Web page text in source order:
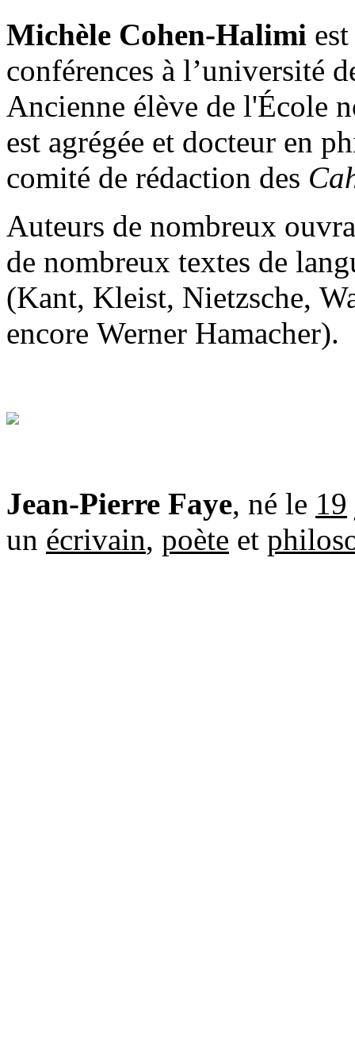
Michèle Cohen-Halimi
conférences à l’université
Ancienne élève de l'École
est agrégée et docteur en
comité de rédaction des
Auteurs de nombreux
de nombreux textes de
(Kant, Kleist, Nietzsche,
encore Werner Hamacher).
Jean-Pierre Faye, né le 19
un écrivain, poète et